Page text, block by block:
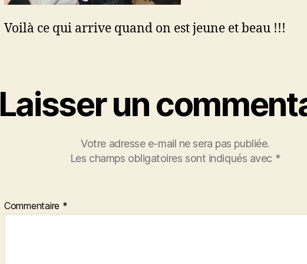
Voilà ce qui arrive quand on est jeune et beau !!!
Laisser un
Votre adresse e-mail ne sera pas publiée.
Les champs obligatoires sont indiqués avec *
Commentaire *